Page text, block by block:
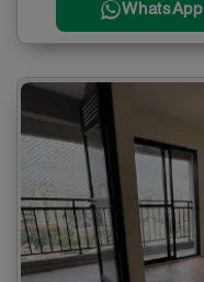
WhatsApp